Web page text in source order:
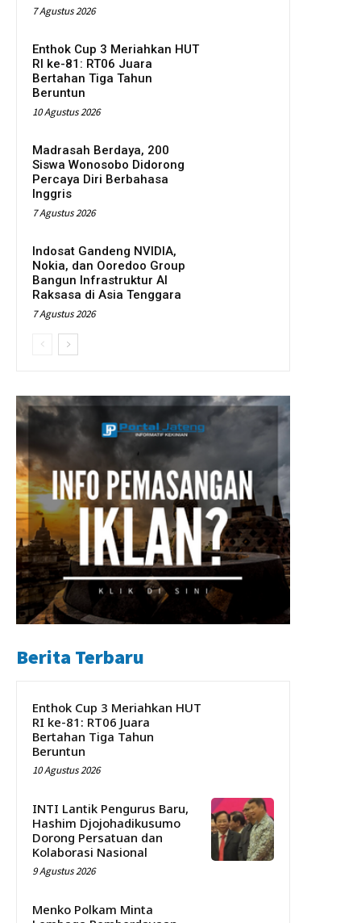
7 Agustus 2026
Enthok Cup 3 Meriahkan HUT
RI ke-81: RT06 Juara
Bertahan Tiga Tahun
Beruntun
10 Agustus 2026
Madrasah Berdaya, 200
Siswa Wonosobo Didorong
Percaya Diri Berbahasa
Inggris
7 Agustus 2026
Indosat Gandeng NVIDIA,
Nokia, dan Ooredoo Group
Bangun Infrastruktur AI
Raksasa di Asia Tenggara
7 Agustus 2026
Berita Terbaru
Enthok Cup 3 Meriahkan HUT
RI ke-81: RT06 Juara
Bertahan Tiga Tahun
Beruntun
10 Agustus 2026
INTI Lantik Pengurus Baru,
Hashim Djojohadikusumo
Dorong Persatuan dan
Kolaborasi Nasional
9 Agustus 2026
Menko Polkam Minta